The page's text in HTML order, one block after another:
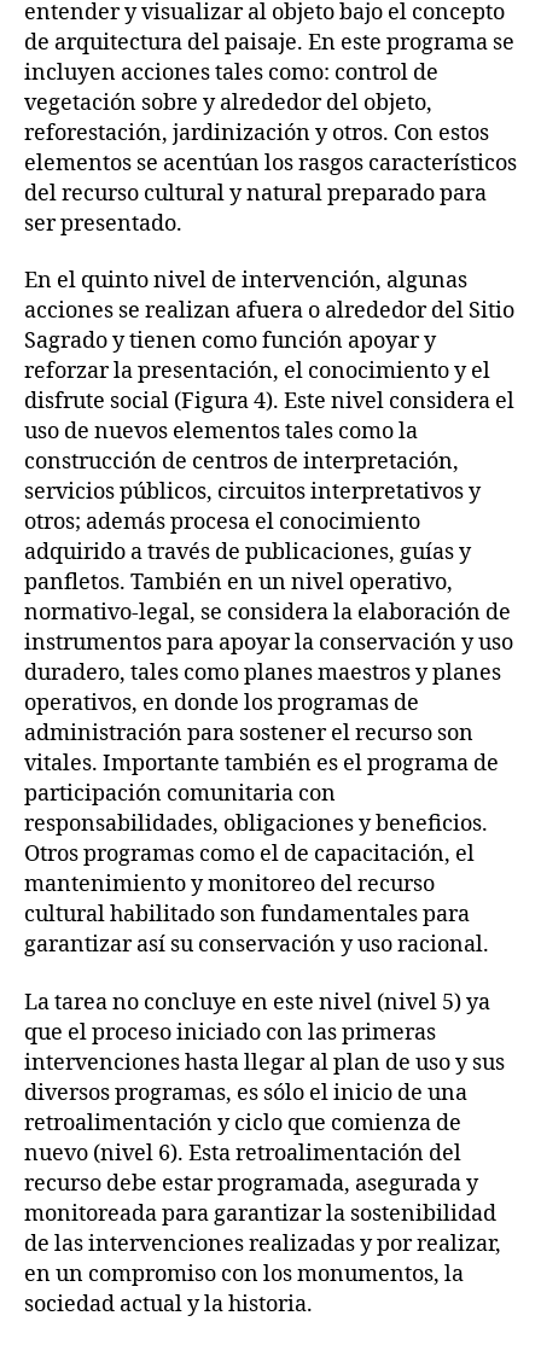
entender y visualizar al objeto bajo el concepto
de arquitectura del paisaje. En este programa se
incluyen acciones tales como: control de
vegetación sobre y alrededor del objeto,
reforestación, jardinización y otros. Con estos
elementos se acentúan los rasgos característicos
del recurso cultural y natural preparado para
ser presentado.
En el quinto nivel de intervención, algunas
acciones se realizan afuera o alrededor del Sitio
Sagrado y tienen como función apoyar y
reforzar la presentación, el conocimiento y el
disfrute social (Figura 4). Este nivel considera el
uso de nuevos elementos tales como la
construcción de centros de interpretación,
servicios públicos, circuitos interpretativos y
otros; además procesa el conocimiento
adquirido a través de publicaciones, guías y
panfletos. También en un nivel operativo,
normativo-legal, se considera la elaboración de
instrumentos para apoyar la conservación y uso
duradero, tales como planes maestros y planes
operativos, en donde los programas de
administración para sostener el recurso son
vitales. Importante también es el programa de
participación comunitaria con
responsabilidades, obligaciones y beneficios.
Otros programas como el de capacitación, el
mantenimiento y monitoreo del recurso
cultural habilitado son fundamentales para
garantizar así su conservación y uso racional.
La tarea no concluye en este nivel (nivel 5) ya
que el proceso iniciado con las primeras
intervenciones hasta llegar al plan de uso y sus
diversos programas, es sólo el inicio de una
retroalimentación y ciclo que comienza de
nuevo (nivel 6). Esta retroalimentación del
recurso debe estar programada, asegurada y
monitoreada para garantizar la sostenibilidad
de las intervenciones realizadas y por realizar,
en un compromiso con los monumentos, la
sociedad actual y la historia.